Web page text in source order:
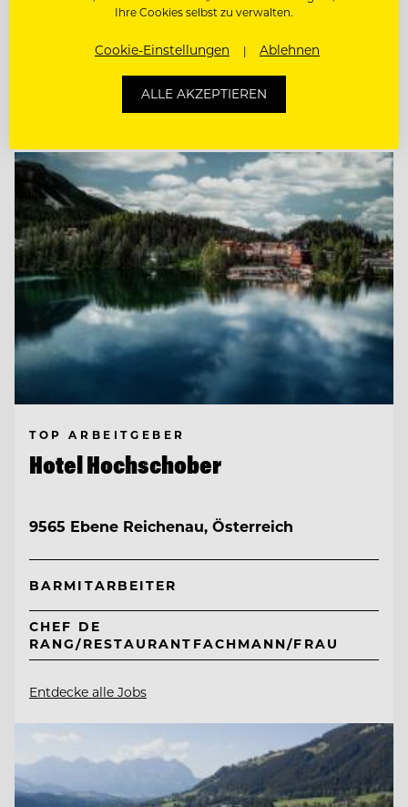
CHEF DE RANG
TOP ARBEITGEBER
Hotel Hochschober
9565 Ebene Reichenau, Österreich
BARMITARBEITER
CHEF DE
RANG/RESTAURANTFACHMANN/FRAU
Entdecke alle Jobs
Ihre Cookies selbst zu verwalten.
Cookie-Einstellungen Ablehnen
ALLE AKZEPTIEREN